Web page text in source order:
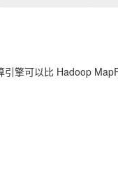
擎可以比 Hadoop